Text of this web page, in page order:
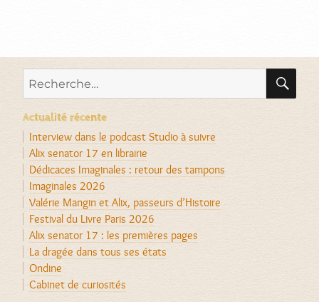
pour :
Actualité récente
Interview dans le podcast Studio à suivre
Alix senator 17 en librairie
Dédicaces Imaginales : retour des tampons
Imaginales 2026
Valérie Mangin et Alix, passeurs d’Histoire
Festival du Livre Paris 2026
Alix senator 17 : les premières pages
La dragée dans tous ses états
Ondine
Cabinet de curiosités